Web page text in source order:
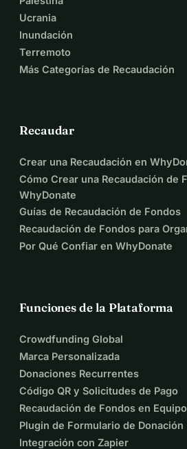
Ucrania
Inundación
Terremoto
Más Categorías de Recaudación
Recaudar
Crear una Recaudación en
Cómo Crear una Recaudación de
WhyDonate
Guías de Recaudación de Fondos
Recaudación de Fondos para
Por Qué Confiar en WhyDonate
Funciones de la Plataforma
Crowdfunding Global
Marca Personalizada
Donaciones Recurrentes
Código QR y Solicitudes de Pago
Recaudación de Fondos en Equipo
Plugin de Formulario de Donación
Integración con Zapier